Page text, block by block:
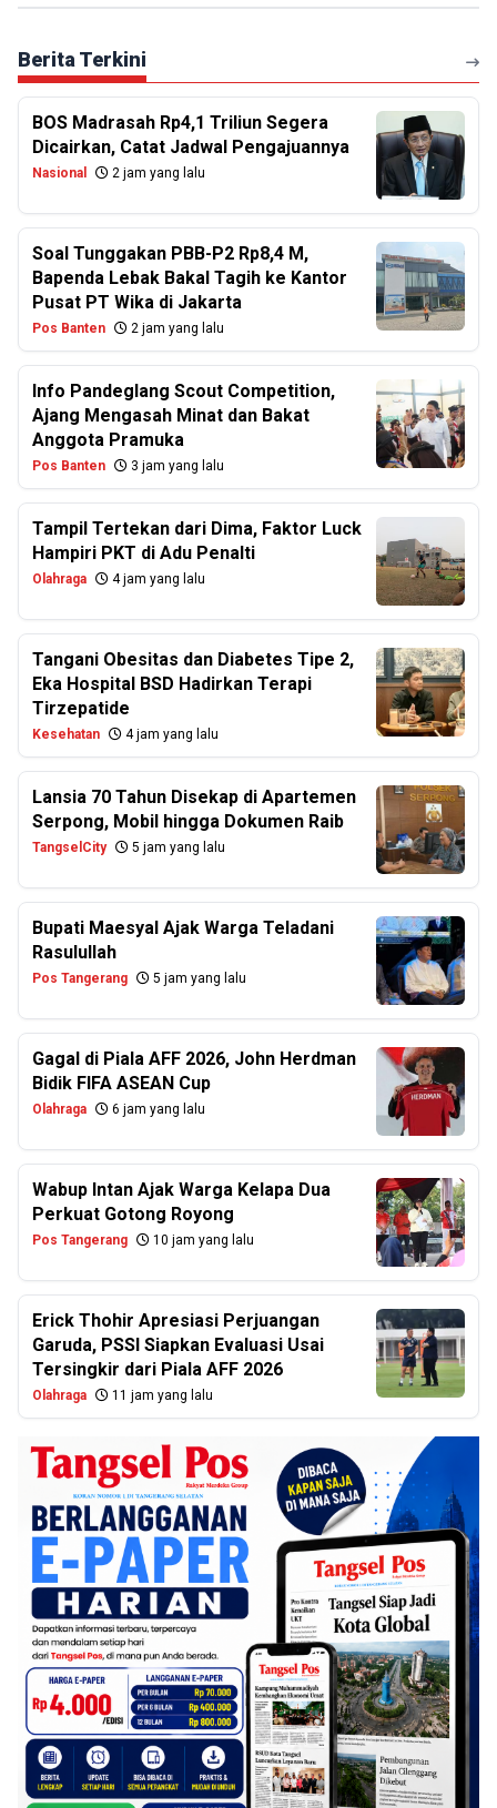
Berita Terkini
BOS Madrasah Rp4,1 Triliun Segera
Dicairkan, Catat Jadwal Pengajuannya
Nasional 2 jam yang lalu
Soal Tunggakan PBB-P2 Rp8,4 M,
Bapenda Lebak Bakal Tagih ke Kantor
Pusat PT Wika di Jakarta
Pos Banten 2 jam yang lalu
Info Pandeglang Scout Competition,
Ajang Mengasah Minat dan Bakat
Anggota Pramuka
Pos Banten 3 jam yang lalu
Tampil Tertekan dari Dima, Faktor Luck
Hampiri PKT di Adu Penalti
Olahraga 4 jam yang lalu
Tangani Obesitas dan Diabetes Tipe 2,
Eka Hospital BSD Hadirkan Terapi
Tirzepatide
Kesehatan 4 jam yang lalu
Lansia 70 Tahun Disekap di Apartemen
Serpong, Mobil hingga Dokumen Raib
TangselCity 5 jam yang lalu
Bupati Maesyal Ajak Warga Teladani
Rasulullah
Pos Tangerang 5 jam yang lalu
Gagal di Piala AFF 2026, John Herdman
Bidik FIFA ASEAN Cup
Olahraga 6 jam yang lalu
Wabup Intan Ajak Warga Kelapa Dua
Perkuat Gotong Royong
Pos Tangerang 10 jam yang lalu
Erick Thohir Apresiasi Perjuangan
Garuda, PSSI Siapkan Evaluasi Usai
Tersingkir dari Piala AFF 2026
Olahraga 11 jam yang lalu